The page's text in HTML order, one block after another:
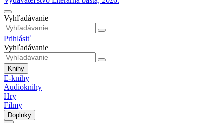
Vyhľadávanie
Prihlásiť
Vyhľadávanie
Knihy
E-knihy
Audioknihy
Hry
Filmy
Doplnky